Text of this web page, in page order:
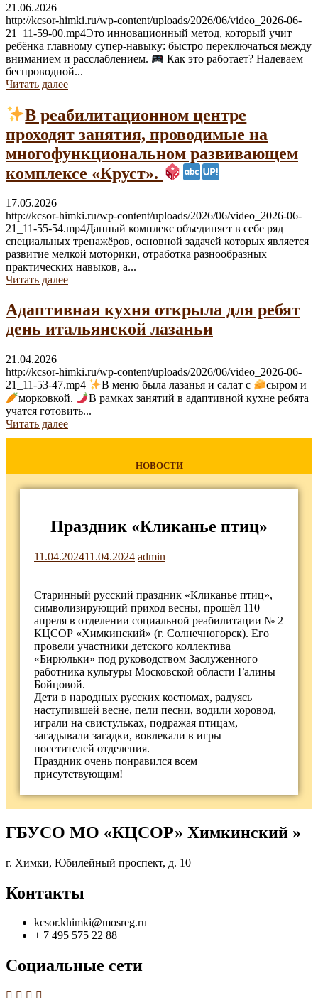
21.06.2026
http://kcsor-himki.ru/wp-content/uploads/2026/06/video_2026-06-
21_11-59-00.mp4Это инновационный метод, который учит
ребёнка главному супер-навыку: быстро переключаться между
вниманием и расслаблением.
Как это работает? Надеваем
беспроводной...
Читать далее
В реабилитационном центре
проходят занятия, проводимые на
многофункциональном развивающем
комплексе «Круст».
17.05.2026
http://kcsor-himki.ru/wp-content/uploads/2026/06/video_2026-06-
21_11-55-54.mp4Данный комплекс объединяет в себе ряд
специальных тренажёров, основной задачей которых является
развитие мелкой моторики, отработка разнообразных
практических навыков, а...
Читать далее
Адаптивная кухня открыла для ребят
день итальянской лазаньи
21.04.2026
http://kcsor-himki.ru/wp-content/uploads/2026/06/video_2026-06-
21_11-53-47.mp4
В меню была лазанья и салат с
сыром и
морковкой.
В рамках занятий в адаптивной кухне ребята
учатся готовить...
Читать далее
НОВОСТИ
Праздник «Кликанье птиц»
11.04.202411.04.2024 admin
Старинный русский праздник «Кликанье птиц»,
символизирующий приход весны, прошёл 110
апреля в отделении социальной реабилитации № 2
КЦСОР «Химкинский» (г. Солнечногорск). Его
провели участники детского коллектива
«Бирюльки» под руководством Заслуженного
работника культуры Московской области Галины
Бойцовой.
Дети в народных русских костюмах, радуясь
наступившей весне, пели песни, водили хоровод,
играли на свистульках, подражая птицам,
загадывали загадки, вовлекали в игры
посетителей отделения.
Праздник очень понравился всем
присутствующим!
ГБУСО МО «КЦСОР» Химкинский »
г. Химки, Юбилейный проспект, д. 10
Контакты
kcsor.khimki@mosreg.ru
+ 7 495 575 22 88
Социальные сети